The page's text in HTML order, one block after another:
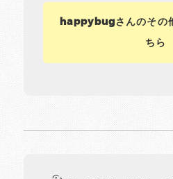
happybugさんのその
ちら